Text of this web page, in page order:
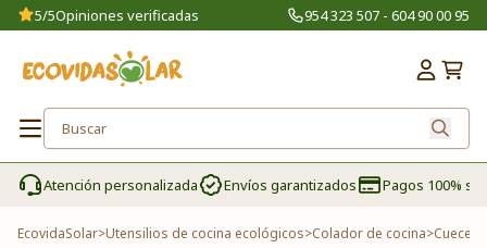
5/5Opiniones verificadas 954 323 507 - 604 90 00 95
Atención personalizada Envíos garantizados Pagos 100%
EcovidaSolar>Utensilios de cocina ecológicos>Colador de cocina>Cuece